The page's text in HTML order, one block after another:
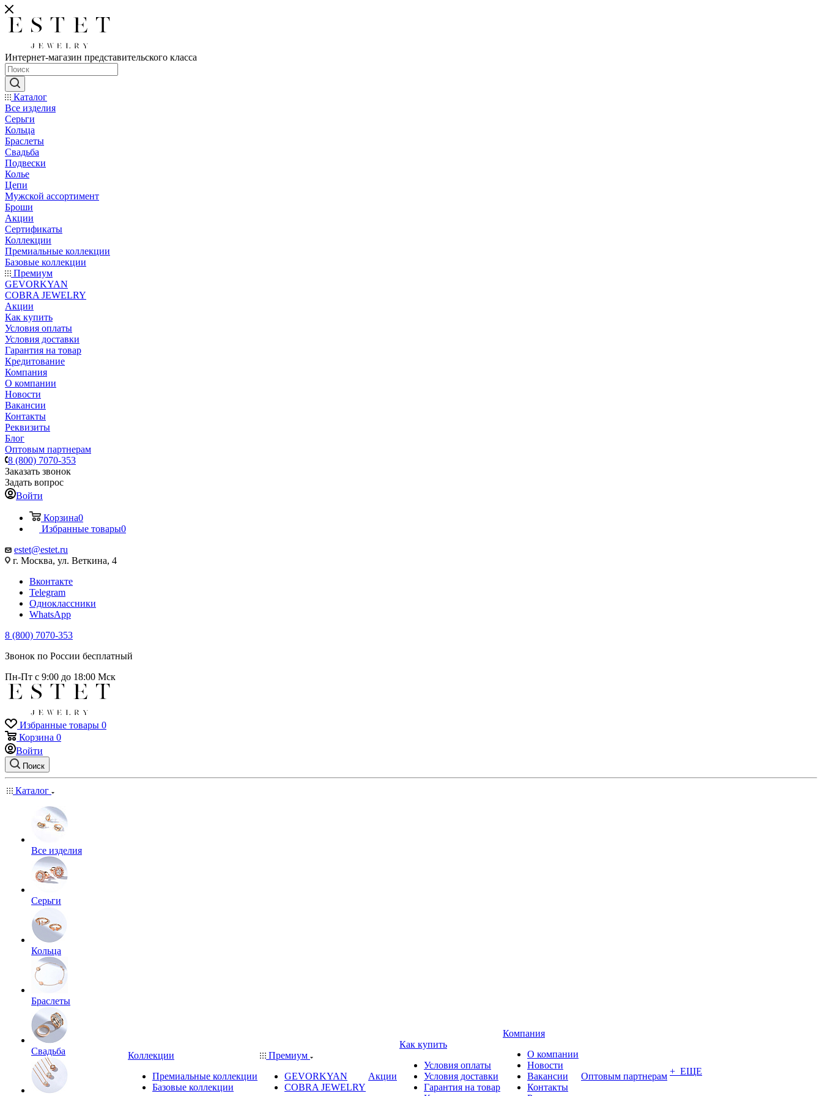
Интернет-магазин представительского класса
Каталог
Все изделия
Серьги
Кольца
Браслеты
Свадьба
Подвески
Колье
Цепи
Мужской ассортимент
Броши
Акции
Сертификаты
Коллекции
Премиальные коллекции
Базовые коллекции
Премиум
GEVORKYAN
COBRA JEWELRY
Акции
Как купить
Условия оплаты
Условия доставки
Гарантия на товар
Кредитование
Компания
О компании
Новости
Вакансии
Контакты
Реквизиты
Блог
Оптовым партнерам
8 (800) 7070-353
Заказать звонок
Задать вопрос
Войти
Корзина0
Избранные товары0
estet@estet.ru
г. Москва, ул. Веткина, 4
Вконтакте
Telegram
Одноклассники
WhatsApp
8 (800) 7070-353
Звонок по России бесплатный
Пн-Пт с 9:00 до 18:00 Мск
Избранные товары 0
Корзина 0
Войти
Поиск
Каталог
Все изделия
Серьги
Кольца
Браслеты
Свадьба
Коллекции
Премиальные коллекции
Базовые коллекции
Премиум
GEVORKYAN
COBRA JEWELRY
Акции
Как купить
Условия оплаты
Условия доставки
Гарантия на товар
Компания
О компании
Новости
Вакансии
Контакты
Оптовым партнерам + ЕЩЕ